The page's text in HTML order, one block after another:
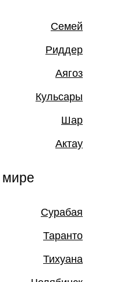
Семей
Риддер
Аягоз
Кульсары
Шар
Актау
мире
Сурабая
Таранто
Тихуана